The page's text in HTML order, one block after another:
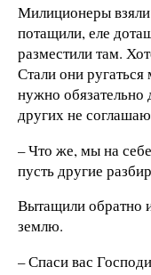
Милиционеры
потащили, еле
разместили там.
Стали они
нужно обязательно
других не
– Что же, мы на
пусть другие
Вытащили обратно
землю.
– Спаси вас